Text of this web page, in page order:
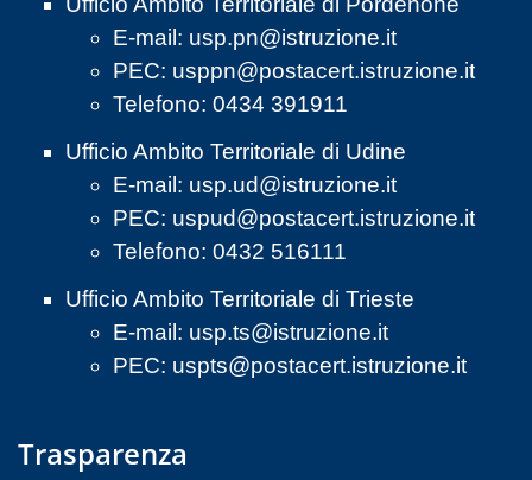
E-mail: usp.pn@istruzione.it
PEC: usppn@postacert.istruzione.it
Telefono: 0434 391911
Ufficio Ambito Territoriale di Udine
E-mail: usp.ud@istruzione.it
PEC: uspud@postacert.istruzione.it
Telefono: 0432 516111
Ufficio Ambito Territoriale di Trieste
E-mail: usp.ts@istruzione.it
PEC: uspts@postacert.istruzione.it
Trasparenza